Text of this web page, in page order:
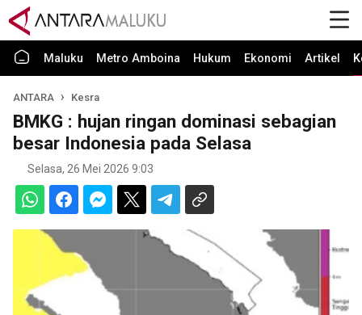
Maluku Metro Amboina Hukum Ekonomi Artikel
ANTARA Kesra
BMKG : hujan ringan dominasi sebagian
besar Indonesia pada Selasa
Selasa, 26 Mei 2026 9:03